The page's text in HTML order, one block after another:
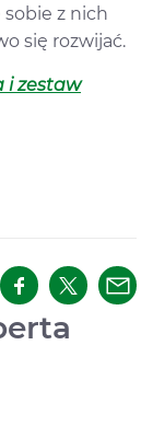
z nich
się rozwijać.
i zestaw